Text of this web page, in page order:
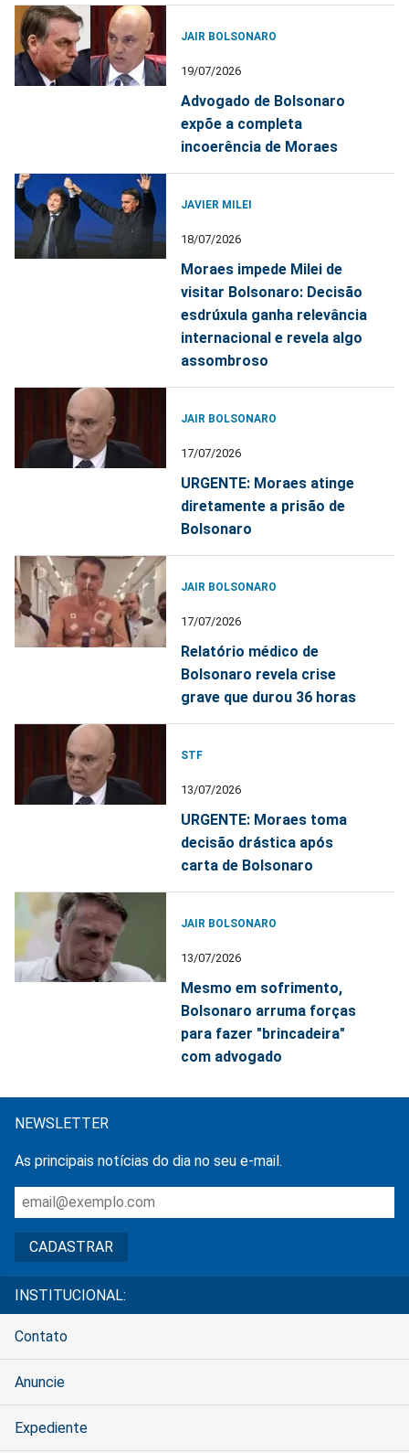
JAIR BOLSONARO
19/07/2026
Advogado de Bolsonaro
expõe a completa
incoerência de Moraes
JAVIER MILEI
18/07/2026
Moraes impede Milei de
visitar Bolsonaro: Decisão
esdrúxula ganha relevância
internacional e revela algo
assombroso
JAIR BOLSONARO
17/07/2026
URGENTE: Moraes atinge
diretamente a prisão de
Bolsonaro
JAIR BOLSONARO
17/07/2026
Relatório médico de
Bolsonaro revela crise
grave que durou 36 horas
STF
13/07/2026
URGENTE: Moraes toma
decisão drástica após
carta de Bolsonaro
JAIR BOLSONARO
13/07/2026
Mesmo em sofrimento,
Bolsonaro arruma forças
para fazer "brincadeira"
com advogado
NEWSLETTER
As principais notícias do dia no seu e-mail.
INSTITUCIONAL:
Contato
Anuncie
Expediente